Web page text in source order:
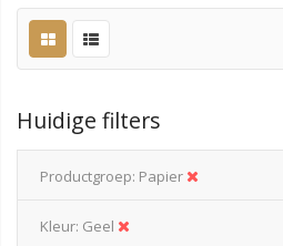
Huidige filters
Productgroep Papier
Kleur Geel